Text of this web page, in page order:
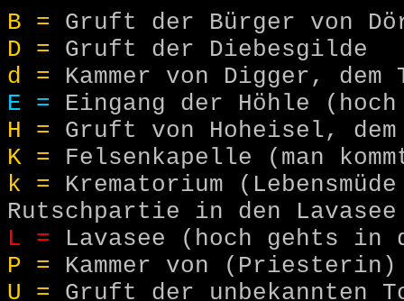
B = Gruft der Bürger von
D = Gruft der Diebesgilde
d = Kammer von Digger, dem
E = Eingang der Höhle
H = Gruft von Hoheisel, dem
K = Felsenkapelle (man
k = Krematorium
Rutschpartie in den
L = Lavasee (hoch gehts in
P = Kammer von
U = Gruft der unbekannten